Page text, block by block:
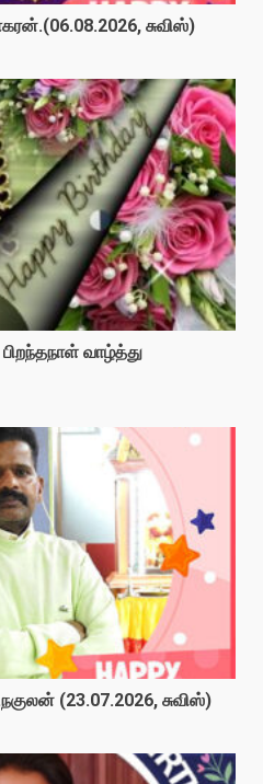
சுவிஸ்)
வாழ்த்து
(23.07.2026, சுவிஸ்)